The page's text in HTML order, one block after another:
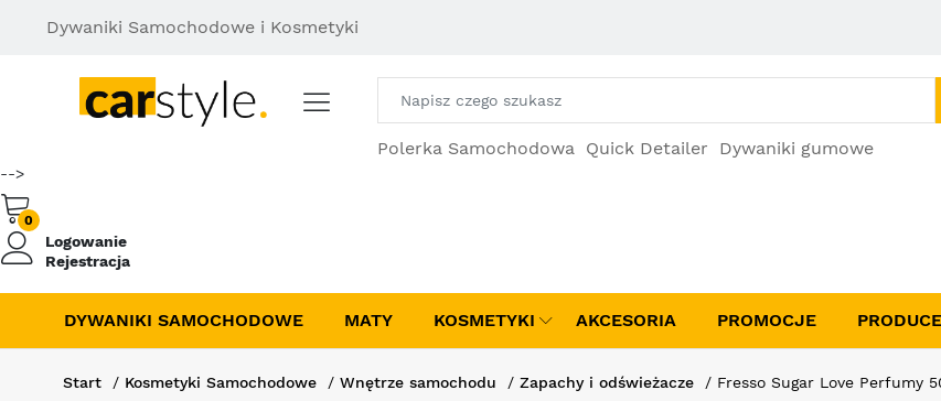
Dywaniki Samochodowe i Kosmetyki
Polerka Samochodowa Quick Detailer Dywaniki gumowe
-->
0
Logowanie
Rejestracja
DYWANIKI SAMOCHODOWE MATY KOSMETYKI AKCESORIA PROMOCJE
Start Kosmetyki Samochodowe Wnętrze samochodu Zapachy i odświeżacze Fresso Sugar Love Perfumy